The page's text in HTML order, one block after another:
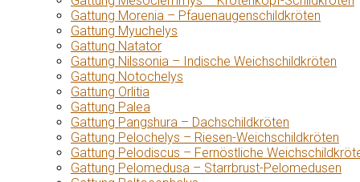
Gattung Morenia – Pfauenaugenschildkröten
Gattung Myuchelys
Gattung Natator
Gattung Nilssonia – Indische Weichschildkröten
Gattung Notochelys
Gattung Orlitia
Gattung Palea
Gattung Pangshura – Dachschildkröten
Gattung Pelochelys – Riesen-Weichschildkröten
Gattung Pelodiscus – Fernöstliche
Gattung Pelomedusa – Starrbrust-Pelomedusen